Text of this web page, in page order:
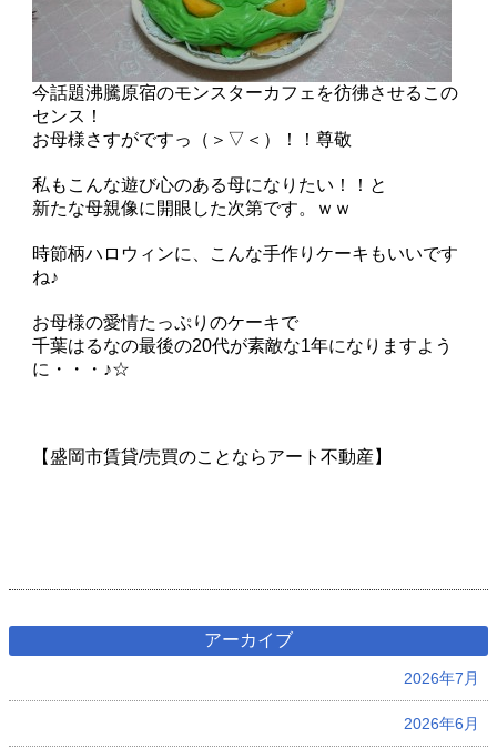
今話題沸騰原宿のモンスターカフェを彷彿させるこの
センス！
お母様さすがですっ（＞▽＜）！！尊敬
私もこんな遊び心のある母になりたい！！と
新たな母親像に開眼した次第です。ｗｗ
時節柄ハロウィンに、こんな手作りケーキもいいです
ね♪
お母様の愛情たっぷりのケーキで
千葉はるなの最後の20代が素敵な1年になりますよう
に・・・♪☆
【盛岡市賃貸/売買のことならアート不動産】
アーカイブ
2026年7月
2026年6月